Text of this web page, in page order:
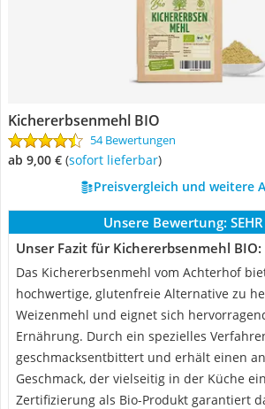
Kichererbsenmehl BIO
54 Bewertungen
ab 9,00 € ( Sofort lieferbar)
Preisvergleich und weitere
Unsere Bewertung:
Unser Fazit für Kichererbsenmehl BIO:
Das Kichererbsenmehl vom Achterhof
hochwertige, glutenfreie Alternative zu
Weizenmehl und eignet sich
Ernährung. Durch ein spezielles
geschmacksentbittert und erhält einen
Geschmack, der vielseitig in der Küche
Zertifizierung als Bio-Produkt garantiert